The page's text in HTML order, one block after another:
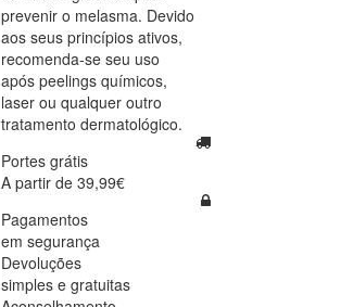
prevenir o melasma. Devido
aos seus princípios ativos,
recomenda-se seu uso
após peelings químicos,
laser ou qualquer outro
tratamento dermatológico.
Portes grátis
A partir de 39,99€
Pagamentos
em segurança
Devoluções
simples e gratuitas